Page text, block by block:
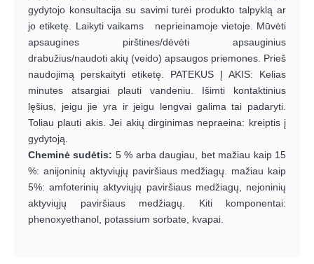
gydytojo konsultacija su savimi turėi produkto talpyklą ar
jo etiketę. Laikyti vaikams neprieinamoje vietoje. Mūvėti
apsaugines pirštines/dėvėti apsauginius
drabužius/naudoti akių (veido) apsaugos priemones. Prieš
naudojimą perskaityti etiketę. PATEKUS Į AKIS: Kelias
minutes atsargiai plauti vandeniu. Išimti kontaktinius
lęšius, jeigu jie yra ir jeigu lengvai galima tai padaryti.
Toliau plauti akis. Jei akių dirginimas nepraeina: kreiptis į
gydytoją.
Cheminė sudėtis: 5 % arba daugiau, bet mažiau kaip 15
%: anijoninių aktyviųjų paviršiaus medžiagų. mažiau kaip
5%: amfoterinių aktyviųjų paviršiaus medžiagų, nejoninių
aktyviųjų paviršiaus medžiagų. Kiti komponentai:
phenoxyethanol, potassium sorbate, kvapai.